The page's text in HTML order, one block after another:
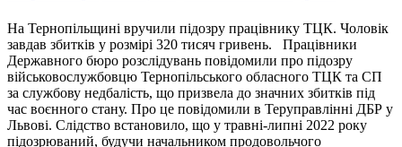
На Тернопільщині вручили підозру працівнику ТЦК. Чоловік
завдав збитків у розмірі 320 тисяч гривень. Працівники
Державного бюро розслідувань повідомили про підозру
військовослужбовцю Тернопільського обласного ТЦК та СП
за службову недбалість, що призвела до значних збитків під
час воєнного стану. Про це повідомили в Теруправлінні ДБР у
Львові. Слідство встановило, що у травні-липні 2022 року
підозрюваний, будучи начальником продовольчого